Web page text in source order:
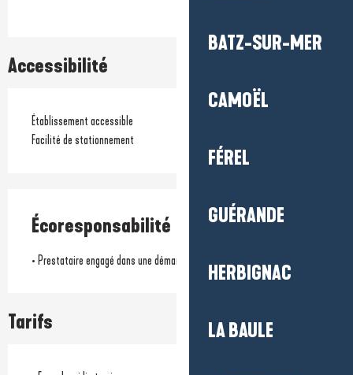
BATZ-SUR-MER
CAMOËL
FÉREL
GUÉRANDE
HERBIGNAC
LA BAULE
Accessibilité
Établissement accessible
Facilité de stationnement
Écoresponsabilité
• Prestataire engagé dans une démarche environnementale
Tarifs